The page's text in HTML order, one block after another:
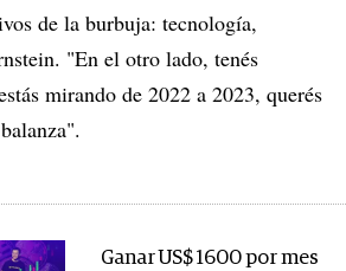
de la burbuja: tecnología,
"En el otro lado, tenés
mirando de 2022 a 2023, querés
Ganar US$ 1600 por mes